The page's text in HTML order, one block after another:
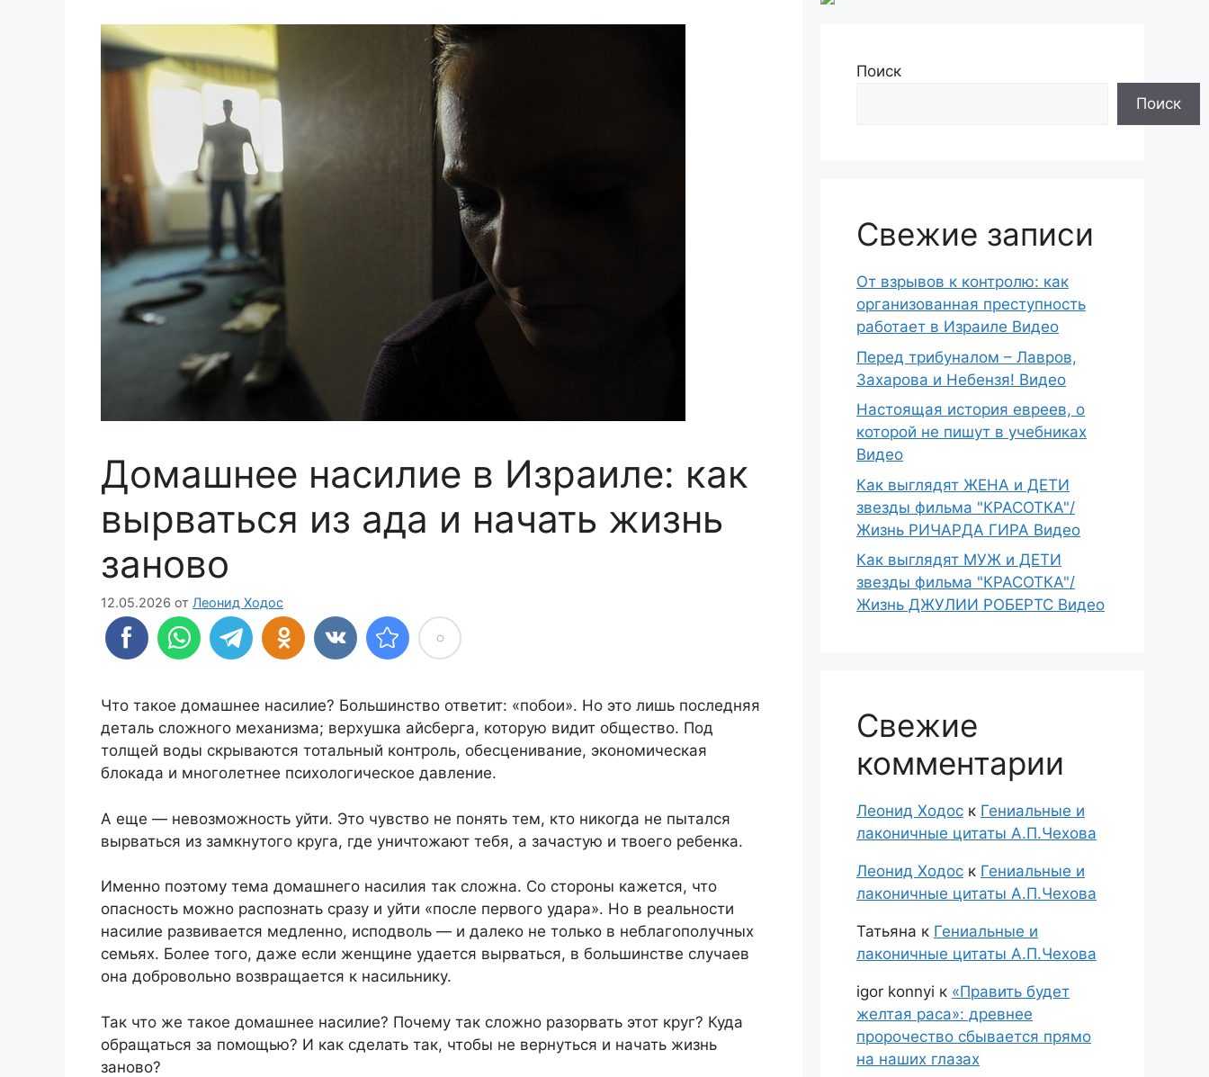
Домашнее насилие в Израиле: как
вырваться из ада и начать жизнь
заново
12.05.2026 от Леонид Ходос
Что такое домашнее насилие? Большинство ответит: «побои». Но это лишь последняя
деталь сложного механизма; верхушка айсберга, которую видит общество. Под
толщей воды скрываются тотальный контроль, обесценивание, экономическая
блокада и многолетнее психологическое давление.
А еще — невозможность уйти. Это чувство не понять тем, кто никогда не пытался
вырваться из замкнутого круга, где уничтожают тебя, а зачастую и твоего ребенка.
Именно поэтому тема домашнего насилия так сложна. Со стороны кажется, что
опасность можно распознать сразу и уйти «после первого удара». Но в реальности
насилие развивается медленно, исподволь — и далеко не только в неблагополучных
семьях. Более того, даже если женщине удается вырваться, в большинстве случаев
она добровольно возвращается к насильнику.
Так что же такое домашнее насилие? Почему так сложно разорвать этот круг? Куда
обращаться за помощью? И как сделать так, чтобы не вернуться и начать жизнь
заново?
Поиск
Поиск
Свежие записи
От взрывов к контролю: как
организованная преступность
работает в Израиле Видео
Перед трибуналом – Лавров,
Захарова и Небензя! Видео
Настоящая история евреев, о
которой не пишут в учебниках
Видео
Как выглядят ЖЕНА и ДЕТИ
звезды фильма "КРАСОТКА"/
Жизнь РИЧАРДА ГИРА Видео
Как выглядят МУЖ и ДЕТИ
звезды фильма "КРАСОТКА"/
Жизнь ДЖУЛИИ РОБЕРТС Видео
Свежие
комментарии
Леонид Ходос к Гениальные и
лаконичные цитаты А.П.Чехова
Леонид Ходос к Гениальные и
лаконичные цитаты А.П.Чехова
Татьяна к Гениальные и
лаконичные цитаты А.П.Чехова
igor konnyi к «Править будет
желтая раса»: древнее
пророчество сбывается прямо
на наших глазах